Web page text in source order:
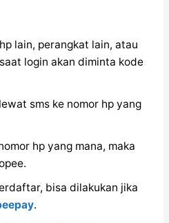
lain, perangkat lain, atau
login akan diminta kode
sms ke nomor hp yang
hp yang mana, maka
bisa dilakukan jika
.